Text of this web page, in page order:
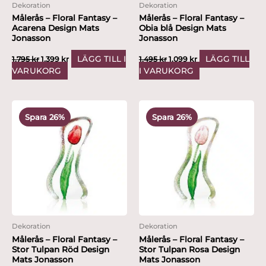
Dekoration
Målerås – Floral Fantasy –
Acarena Design Mats
Jonasson
1,795kr 1,399 kr
LÄGG TILL I
VARUKORG
Dekoration
Målerås – Floral Fantasy –
Obia blå Design Mats
Jonasson
1,495kr 1,099 kr
LÄGG TILL
I VARUKORG
Spara 26%
Dekoration
Målerås – Floral Fantasy –
Stor Tulpan Röd Design
Mats Jonasson
ursprungliga
1,495 kr.
nuvarande
priset
är:
1,099 kr.
Spara 26%
Dekoration
Målerås – Floral Fantasy –
Stor Tulpan Rosa Design
Mats Jonasson
ursprungliga
1,495 kr.
nuvarande
priset
är:
1,099 kr.